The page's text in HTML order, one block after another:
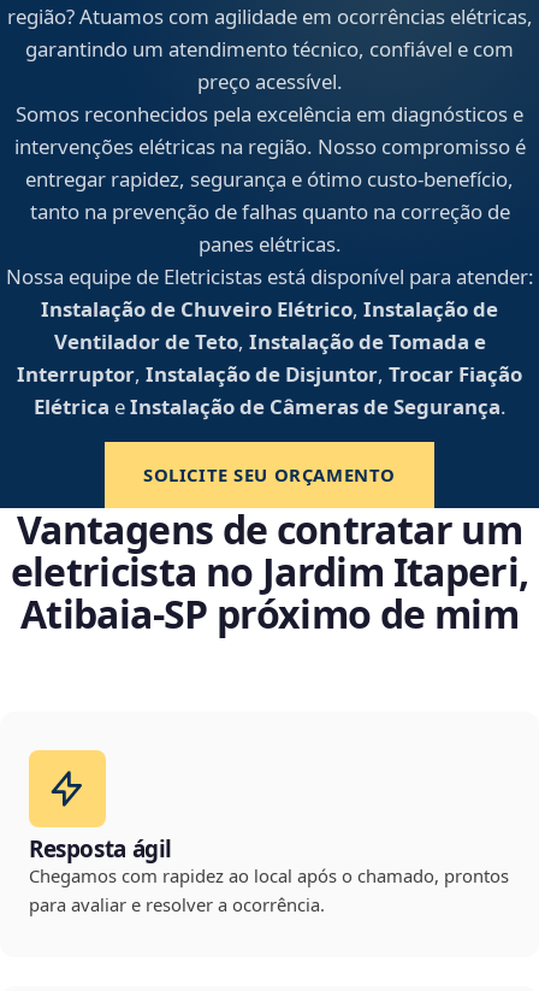
região? Atuamos com agilidade em ocorrências elétricas,
garantindo um atendimento técnico, confiável e com
preço acessível.
Somos reconhecidos pela excelência em diagnósticos e
intervenções elétricas na região. Nosso compromisso é
entregar rapidez, segurança e ótimo custo-benefício,
tanto na prevenção de falhas quanto na correção de
panes elétricas.
Nossa equipe de Eletricistas está disponível para atender:
Instalação de Chuveiro Elétrico, Instalação de
Ventilador de Teto, Instalação de Tomada e
Interruptor, Instalação de Disjuntor, Trocar Fiação
Elétrica eInstalação de Câmeras de Segurança.
SOLICITE SEU ORÇAMENTO
Vantagens de contratar um
eletricista no Jardim Itaperi,
Atibaia‑SP próximo de mim
Resposta ágil
Chegamos com rapidez ao local após o chamado, prontos
para avaliar e resolver a ocorrência.